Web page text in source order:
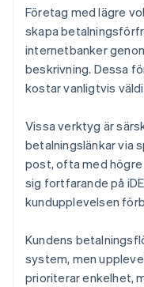
Företag med lägre
skapa
internetbanker
beskrivning. Dessa
kostar vanligtvis
Vissa verktyg är
betalningslänkar via
post, ofta med
sig fortfarande på
kundupplevelsen
Kundens
system, men
prioriterar enkelhet,